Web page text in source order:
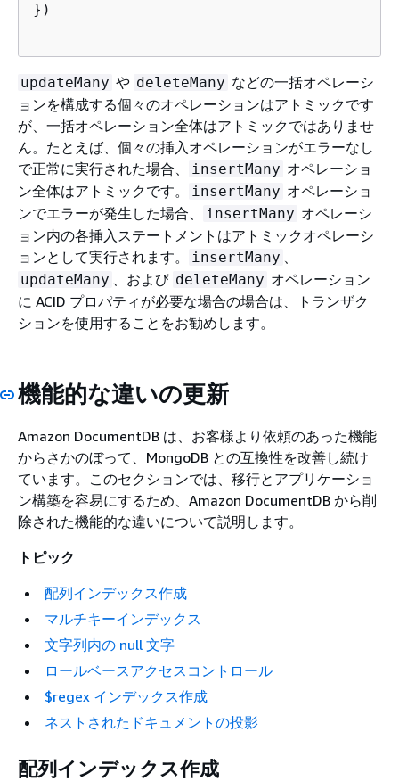
})
updateMany や deleteMany などの一括オペレーシ
ョンを構成する個々のオペレーションはアトミックです
が、一括オペレーション全体はアトミックではありませ
ん。たとえば、個々の挿入オペレーションがエラーなし
で正常に実行された場合、
insertMany オペレーショ
ン全体はアトミックです。
insertMany オペレーショ
ンでエラーが発生した場合、
insertMany オペレーシ
ョン内の各挿入ステートメントはアトミックオペレーシ
ョンとして実行されます。
insertMany 、
updateMany 、および deleteMany オペレーション
に ACID プロパティが必要な場合の場合は、トランザク
ションを使用することをお勧めします。
機能的な違いの更新
Amazon DocumentDB は、お客様より依頼のあった機能
からさかのぼって、MongoDB との互換性を改善し続け
ています。このセクションでは、移行とアプリケーショ
ン構築を容易にするため、Amazon DocumentDB から削
除された機能的な違いについて説明します。
トピック
配列インデックス作成
マルチキーインデックス
文字列内の null 文字
ロールベースアクセスコントロール
$regex インデックス作成
ネストされたドキュメントの投影
配列インデックス作成